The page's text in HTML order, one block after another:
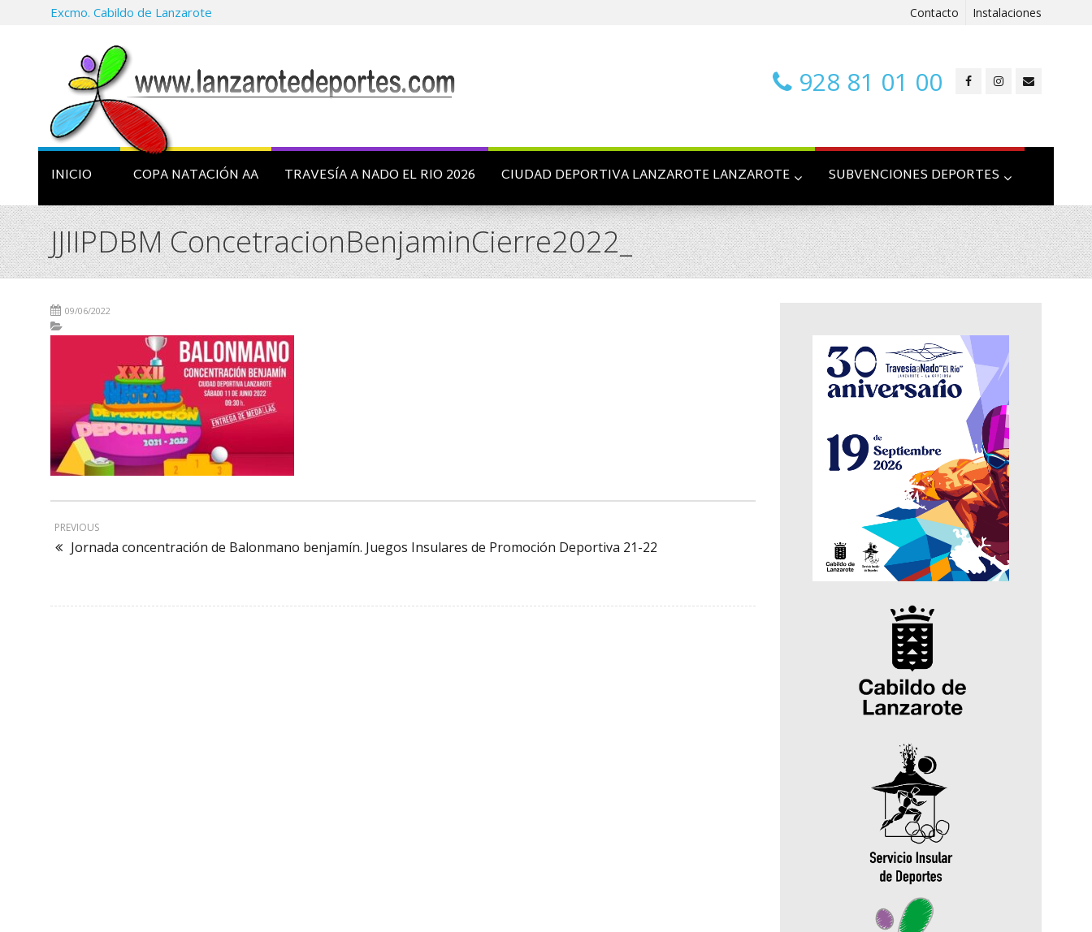
Excmo. Cabildo de Lanzarote Contacto Instalaciones
928 81 01 00
INICIO COPA NATACIÓN AA TRAVESÍA A NADO EL RIO 2026 CIUDAD DEPORTIVA LANZAROTE LANZAROTE SUBVENCIONES DEPORTES
JJIIPDBM ConcetracionBenjaminCierre2022_
09/06/2022
PREVIOUS
Jornada concentración de Balonmano benjamín. Juegos Insulares de Promoción Deportiva 21-22